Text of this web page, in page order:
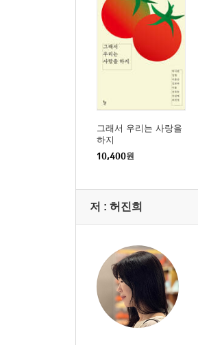
그래서 우리는 사랑을
하지
10,400원
저 : 허진희